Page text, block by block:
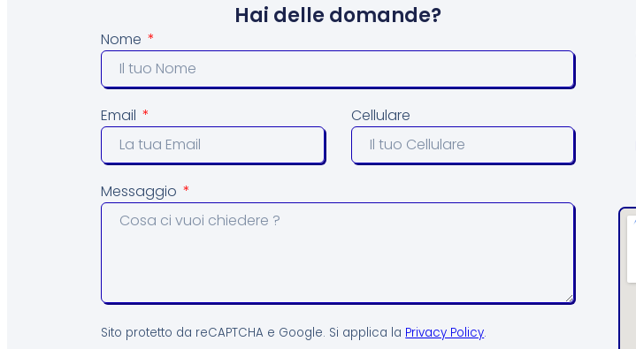
Hai delle domande?
Nome
Email Cellulare
Messaggio
Sito protetto da reCAPTCHA e Google. Si applica la Privacy Policy.